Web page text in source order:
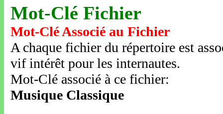
Mot-Clé Fichier
Mot-Clé Associé au Fichier
A chaque fichier du répertoire est
vif intérêt pour les internautes.
Mot-Clé associé à ce fichier:
Musique Classique